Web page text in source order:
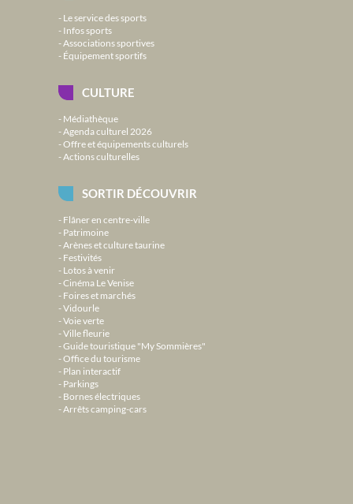
Le service des sports
Infos sports
Associations sportives
Équipement sportifs
CULTURE
Médiathèque
Agenda culturel 2026
Offre et équipements culturels
Actions culturelles
SORTIR DÉCOUVRIR
Flâner en centre-ville
Patrimoine
Arènes et culture taurine
Festivités
Lotos à venir
Cinéma Le Venise
Foires et marchés
Vidourle
Voie verte
Ville fleurie
Guide touristique "My Sommières"
Office du tourisme
Plan interactif
Parkings
Bornes électriques
Arrêts camping-cars